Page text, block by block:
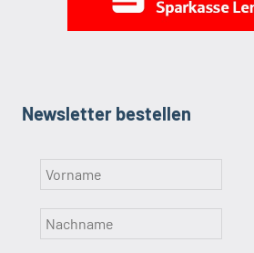
Newsletter bestellen